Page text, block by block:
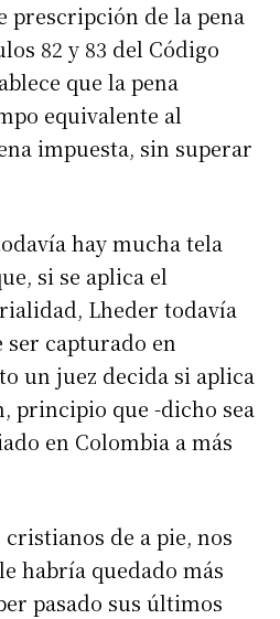
prescripción de la pena
82 y 83 del Código
que la pena
equivalente al
impuesta, sin superar
hay mucha tela
si se aplica el
Lheder todavía
ser capturado en
un juez decida si aplica
principio que -dicho sea
en Colombia a más
de a pie, nos
habría quedado más
pasado sus últimos